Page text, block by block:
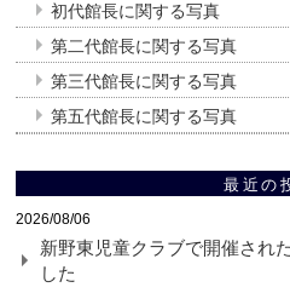
初代館長に関する写真
第二代館長に関する写真
第三代館長に関する写真
第五代館長に関する写真
最近の
2026/08/06
新野東児童クラブで開催され
した